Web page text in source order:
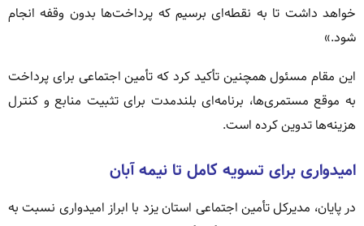
خواهد داشت تا به نقطه‌ای برسیم که پرداخت‌ها بدون وقفه انجام
شود.»
این مقام مسئول همچنین تأکید کرد که تأمین اجتماعی برای پرداخت
به موقع مستمری‌ها، برنامه‌ای بلندمدت برای تثبیت منابع و کنترل
هزینه‌ها تدوین کرده است.
امیدواری برای تسویه کامل تا نیمه آبان
در پایان، مدیرکل تأمین اجتماعی استان یزد با ابراز امیدواری نسبت به